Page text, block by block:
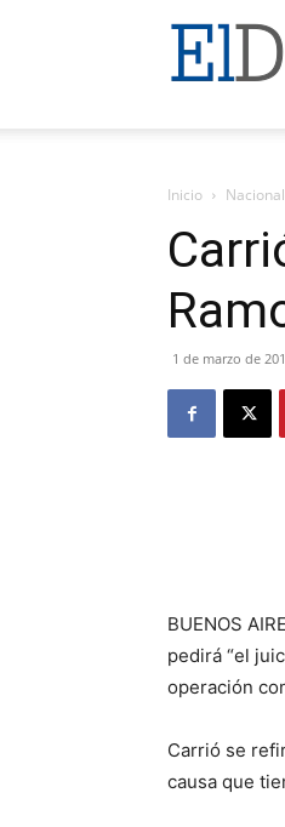
El
Digital
Neuquen
Inicio
1 de marzo de
BUENOS
pedirá “el
operación
Carrió se
causa que